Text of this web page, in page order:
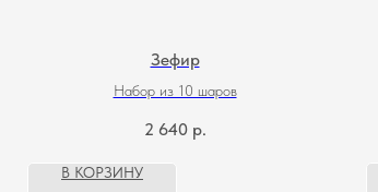
Зефир
Набор из 10 шаров
2 640 р.
В КОРЗИНУ